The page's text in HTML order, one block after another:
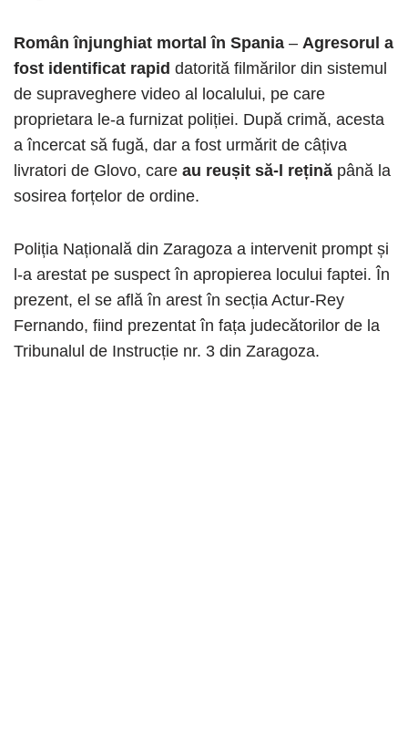
Român înjunghiat mortal în Spania – Agresorul a
fost identificat rapid datorită filmărilor din sistemul
de supraveghere video al localului, pe care
proprietara le-a furnizat poliției. După crimă, acesta
a încercat să fugă, dar a fost urmărit de câțiva
livratori de Glovo, care au reușit să-l rețină până la
sosirea forțelor de ordine.
Poliția Națională din Zaragoza a intervenit prompt și
l-a arestat pe suspect în apropierea locului faptei. În
prezent, el se află în arest în secția Actur-Rey
Fernando, fiind prezentat în fața judecătorilor de la
Tribunalul de Instrucție nr. 3 din Zaragoza.